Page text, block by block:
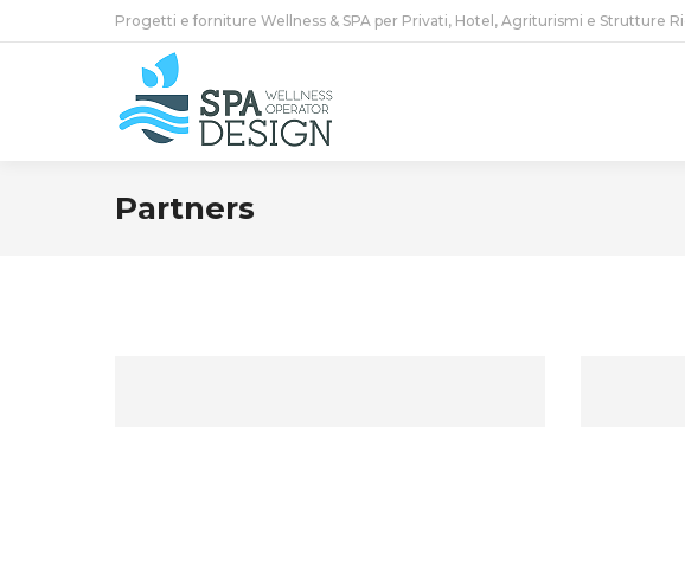
Progetti e forniture Wellness & SPA per Privati, Hotel, Agriturismi e Strutture
Partners